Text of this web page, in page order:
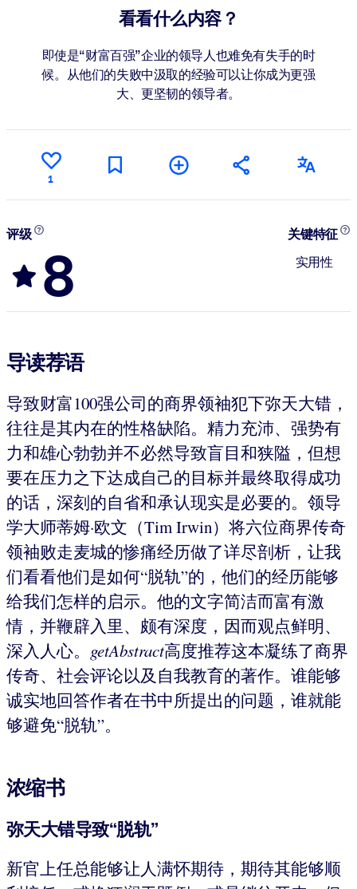
利用可靠、结构化的知识为您的人工智能系统提供动力，以改善输
看看什么内容？
即使是“财富百强”企业的领导人也难免有失手的时
候。从他们的失败中汲取的经验可以让你成为更强
大、更坚韧的领导者。
1
评级
8
关键特征
实用性
导读荐语
导致财富100强公司的商界领袖犯下弥天大错，
往往是其内在的性格缺陷。精力充沛、强势有
力和雄心勃勃并不必然导致盲目和狭隘，但想
要在压力之下达成自己的目标并最终取得成功
的话，深刻的自省和承认现实是必要的。领导
学大师蒂姆·欧文（Tim Irwin）将六位商界传奇
领袖败走麦城的惨痛经历做了详尽剖析，让我
们看看他们是如何“脱轨”的，他们的经历能够
给我们怎样的启示。他的文字简洁而富有激
情，并鞭辟入里、颇有深度，因而观点鲜明、
深入人心。 getAbstract高度推荐这本凝练了商界
传奇、社会评论以及自我教育的著作。谁能够
诚实地回答作者在书中所提出的问题，谁就能
够避免“脱轨”。
浓缩书
弥天大错导致“脱轨”
新官上任总能够让人满怀期待，期待其能够顺